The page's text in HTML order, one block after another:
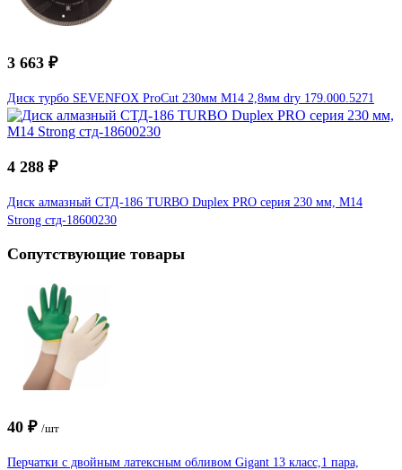
3 663 ₽
Диск турбо SEVENFOX ProCut 230мм M14 2,8мм dry 179.000.5271
4 288 ₽
Диск алмазный СТД-186 TURBO Duplex PRO серия 230 мм, M14
Strong стд-18600230
Сопутствующие товары
40 ₽ /шт
Перчатки с двойным латексным обливом Gigant 13 класс,1 пара,